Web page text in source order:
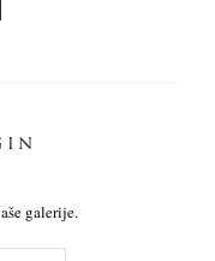
galerije.